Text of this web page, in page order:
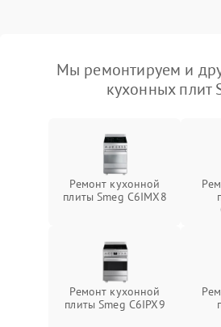
Мы ремонтируем и
кухонных плит
Ремонт кухонной
плиты Smeg C6IMX8
Ремонт кухонной
плиты Smeg C6IPX9